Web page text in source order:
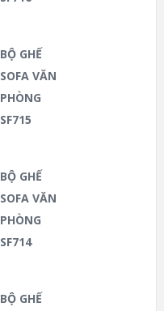
BỘ GHẾ
SOFA VĂN
PHÒNG
SF715
BỘ GHẾ
SOFA VĂN
PHÒNG
SF714
BỘ GHẾ